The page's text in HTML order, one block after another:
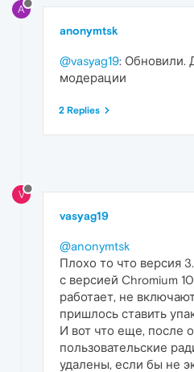
A
anonymtsk
@vasyag19: Обновили.
модерации
2 Replies
V
vasyag19
@anonymtsk
Плохо то что версия
с версией Chromium
работает, не
пришлось ставить
И вот что еще, после
пользовательские
удалены, если бы не